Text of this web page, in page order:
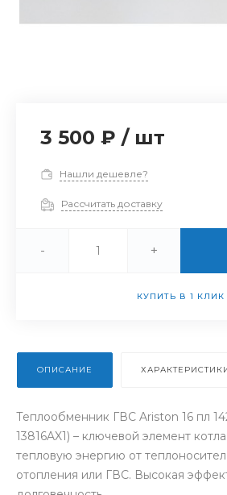
3 500 ₽ / шт
Нашли дешевле?
Рассчитать доставку
- +
КУПИТЬ В 1 КЛИК
ОПИСАНИЕ
Теплообменник ГВС Ariston 16 пл
13816AX1) – ключевой элемент
тепловую энергию от
отопления или ГВС. Высокая